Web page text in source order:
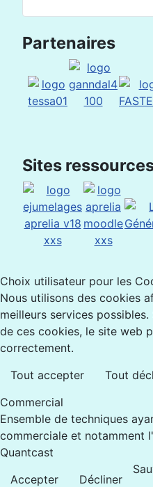
Partenaires
Sites
Choix utilisateur pour les
Nous utilisons des cookies
meilleurs services
de ces cookies, le site web
correctement.
Tout accepter
Tout
Commercial
Ensemble de techniques
commerciale et notamment
Quantcast
Accepter
Décliner